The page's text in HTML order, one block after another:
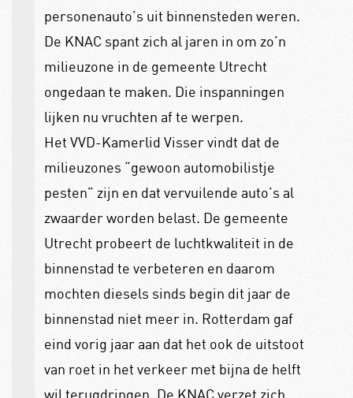
personenauto’s uit binnensteden weren.
De KNAC spant zich al jaren in om zo’n
milieuzone in de gemeente Utrecht
ongedaan te maken. Die inspanningen
lijken nu vruchten af te werpen.
Het VVD-Kamerlid Visser vindt dat de
milieuzones “gewoon automobilistje
pesten” zijn en dat vervuilende auto’s al
zwaarder worden belast. De gemeente
Utrecht probeert de luchtkwaliteit in de
binnenstad te verbeteren en daarom
mochten diesels sinds begin dit jaar de
binnenstad niet meer in. Rotterdam gaf
eind vorig jaar aan dat het ook de uitstoot
van roet in het verkeer met bijna de helft
wil terugdringen. De KNAC verzet zich